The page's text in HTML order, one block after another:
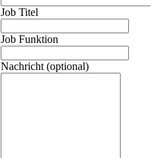
Job Titel
Job Funktion
Nachricht (optional)